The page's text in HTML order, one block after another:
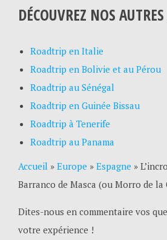
DÉCOUVREZ NOS
Roadtrip en Italie
Roadtrip en Bolivie et au Pérou
Roadtrip au Sénégal
Roadtrip en Guinée Bissau
Roadtrip à Tenerife
Roadtrip au Panama
Accueil » Europe » Espagne »
Barranco de Masca (ou Morro de la
Dites-nous en commentaire vos
votre expérience !